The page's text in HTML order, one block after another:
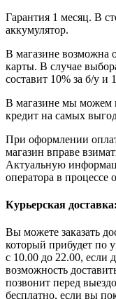
Гарантия 1 месяц. В
аккумулятор.
В магазине возможна
карты. В случае
составит 10% за б/у и
В магазине мы можем
кредит на самых
При оформлении
магазин вправе
Актуальную
оператора в процессе
Курьерская доставка:
Вы можете заказать
который прибудет по
с 10.00 до 22.00, если
возможность
позвонит перед
бесплатно, если вы